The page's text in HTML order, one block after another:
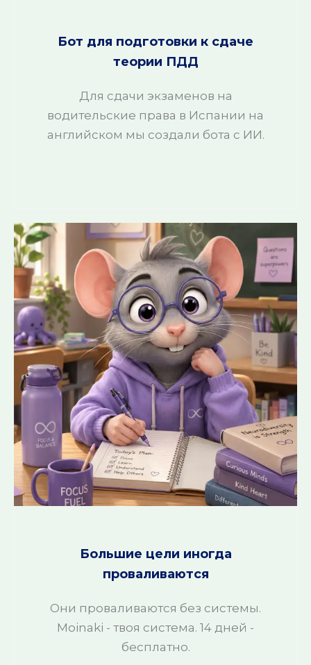
Бот для подготовки к сдаче
теории ПДД
Для сдачи экзаменов на
водительские права в Испании на
английском мы создали бота с ИИ.
Большие цели иногда
проваливаются
Они проваливаются без системы.
Moinaki - твоя система. 14 дней -
бесплатно.